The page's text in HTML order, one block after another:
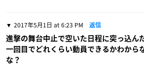
2017年5月1日 at 6:23 PM 返信
進撃の舞台中止で空いた日程に突っ込ん
一回目でどれくらい動員できるかわから
な？